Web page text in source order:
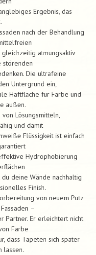
Ergebnis, das
nach der Behandlung
atmungsaktiv
störenden
Die ultrafeine
Untergrund ein,
Haftfläche für Farbe und
außen.
Lösungsmitteln,
und damit
Flüssigkeit ist einfach
Hydrophobierung
deine Wände nachhaltig
Finish.
von neuem Putz
–
Partner. Er erleichtert nicht
Farbe
dass Tapeten sich später
lassen.